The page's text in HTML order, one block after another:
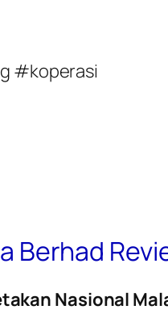
#koperasi
Berhad
Nasional